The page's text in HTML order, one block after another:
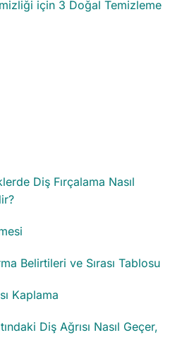
için 3 Doğal Temizleme
Diş Fırçalama Nasıl
Belirtileri ve Sırası Tablosu
Kaplama
Diş Ağrısı Nasıl Geçer,